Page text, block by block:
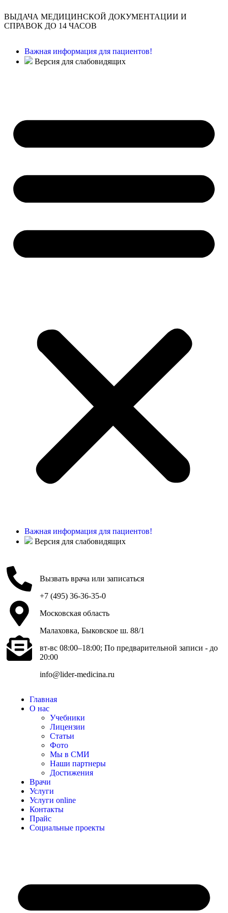
ВЫДАЧА МЕДИЦИНСКОЙ ДОКУМЕНТАЦИИ И
СПРАВОК ДО 14 ЧАСОВ
Важная информация для пациентов!
Версия для слабовидящих
Важная информация для пациентов!
Версия для слабовидящих
Вызвать врача или записаться
+7 (495) 36-36-35-0
Московская область
Малаховка, Быковское ш. 88/1
вт-вс 08:00–18:00; По предварительной записи - до
20:00
info@lider-medicina.ru
Главная
О нас
Учебники
Лицензии
Статьи
Фото
Мы в СМИ
Наши партнеры
Достижения
Врачи
Услуги
Услуги online
Контакты
Прайс
Социальные проекты